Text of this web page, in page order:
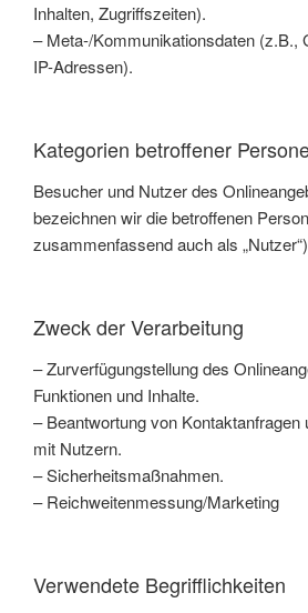
Inhalten, Zugriffszeiten).
– Meta-/Kommunikationsdaten (z.B.,
IP-Adressen).
Kategorien betroffener
Besucher und Nutzer des
bezeichnen wir die betroffenen
zusammenfassend auch als
Zweck der Verarbeitung
– Zurverfügungstellung des
Funktionen und Inhalte.
– Beantwortung von
mit Nutzern.
– Sicherheitsmaßnahmen.
– Reichweitenmessung/Marketing
Verwendete Begrifflichkeiten